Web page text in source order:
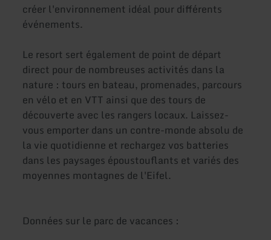
créer l'environnement idéal pour différents
événements.
Le resort sert également de point de départ
direct pour de nombreuses activités dans la
nature : tours en bateau, promenades, parcours
en vélo et en VTT ainsi que des tours de
découverte avec les rangers locaux. Laissez-
vous emporter dans un contre-monde absolu de
la vie quotidienne et rechargez vos batteries
dans les paysages époustouflants et variés des
moyennes montagnes de l'Eifel.
Données sur le parc de vacances :